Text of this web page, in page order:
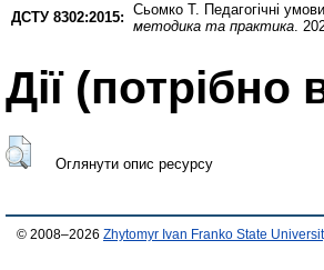
ДСТУ 8302:2015: Сьомко Т. Педагогічні
методика та практика.
Дії ​​(потрібно
Оглянути опис ресурсу
© 2008–2026 Zhytomyr Ivan Franko State